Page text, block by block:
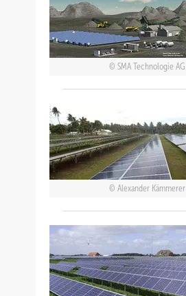
SMA Technologie AG
Alexander Kämmerer